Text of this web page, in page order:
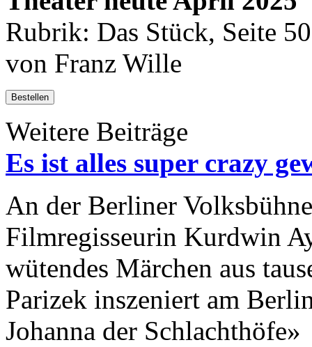
Rubrik: Das Stück, Seite 50
von Franz Wille
Bestellen
Weitere Beiträge
Es ist alles super crazy
An der Berliner
Filmregisseurin Kurdwin
wütendes Märchen aus
Parizek inszeniert am
Johanna der Schlachthöfe»